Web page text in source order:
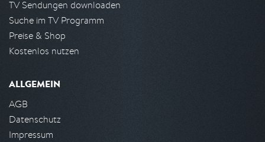
TV Sendungen downloaden
Suche im TV Programm
Preise & Shop
Kostenlos nutzen
ALLGEMEIN
AGB
Datenschutz
Impressum